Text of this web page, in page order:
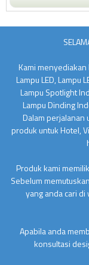
Kami
Lampu LED, Lampu
Lampu Spotlight
Lampu Dinding
Dalam perjalanan
produk untuk Hotel,
Produk kami
Sebelum
yang anda cari
Apabila anda
konsultasi